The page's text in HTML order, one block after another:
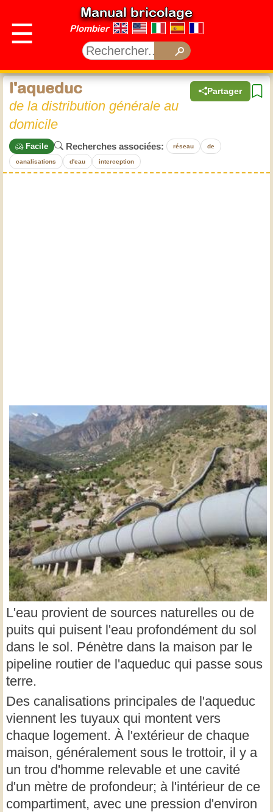
☰
Manual bricolage
Plombier
Partager
l'aqueduc
de la distribution générale au
domicile
Facile Recherches associées: réseau de
canalisations d'eau interception
L'eau provient de sources naturelles ou de
puits qui puisent l'eau profondément du sol
dans le sol. Pénètre dans la maison par le
pipeline routier de l'aqueduc qui passe sous
terre.
Des canalisations principales de l'aqueduc
viennent les tuyaux qui montent vers
chaque logement. À l'extérieur de chaque
maison, généralement sous le trottoir, il y a
un trou d'homme relevable et une cavité
d'un mètre de profondeur; à l'intérieur de ce
compartiment, avec une pression d'environ